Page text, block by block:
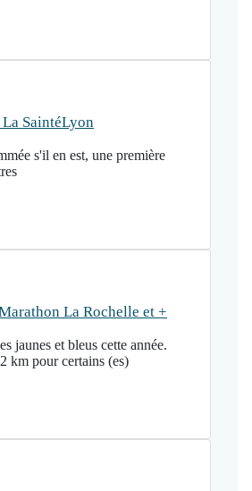
SaintéLyon
s'il en est, une première
La Rochelle et +
jaunes et bleus cette année.
km pour certains (es)